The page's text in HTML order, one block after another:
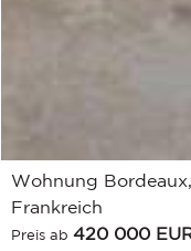
Wohnung
Frankreich
Preis ab 420 000